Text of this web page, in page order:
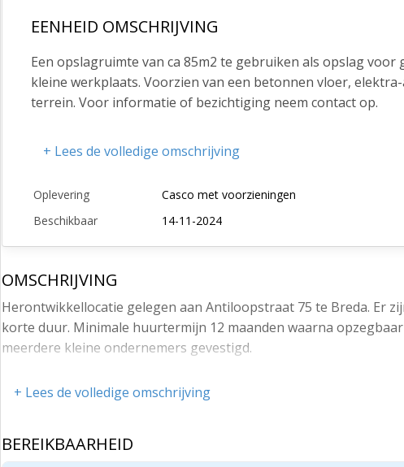
EENHEID OMSCHRIJVING
Een opslagruimte van ca 85m2 te gebruiken als opslag
kleine werkplaats. Voorzien van een betonnen vloer,
terrein. Voor informatie of bezichtiging neem contact op.
+ Lees de volledige omschrijving
Oplevering
Casco met voorzieningen
Beschikbaar
14-11-2024
OMSCHRIJVING
Herontwikkellocatie gelegen aan Antiloopstraat 75 te Breda. Er
korte duur. Minimale huurtermijn 12 maanden waarna
meerdere kleine ondernemers gevestigd.
+ Lees de volledige omschrijving
BEREIKBAARHEID